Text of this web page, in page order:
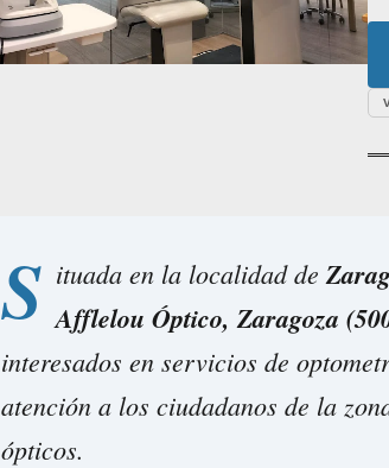
S ituada en la localidad de
Afflelou Óptico, Zaragoza
interesados en servicios de
atención a los ciudadanos de la
ópticos.